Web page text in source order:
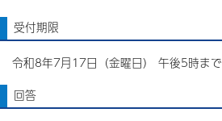
受付期限
令和8年7月17日（金曜日） 午後5時まで
回答